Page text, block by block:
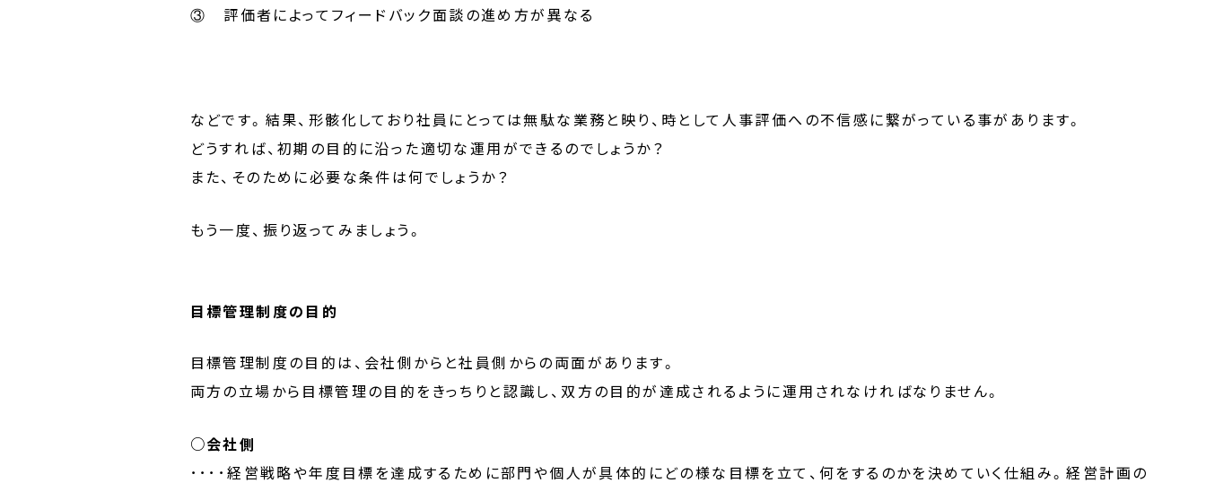
③ 評価者によってフィードバック面談の進め方が異なる
などです。結果、形骸化しており社員にとっては無駄な業務と映り、時として人事評価への不信感に繋がっている事があります。
どうすれば、初期の目的に沿った適切な運用ができるのでしょうか？
また、そのために必要な条件は何でしょうか？
もう一度、振り返ってみましょう。
目標管理制度の目的
目標管理制度の目的は、会社側からと社員側からの両面があります。
両方の立場から目標管理の目的をきっちりと認識し、双方の目的が達成されるように運用されなければなりません。
○会社側
････経営戦略や年度目標を達成するために部門や個人が具体的にどの様な目標を立て、何をするのかを決めていく仕組み。経営計画の